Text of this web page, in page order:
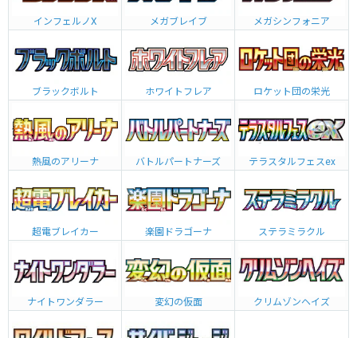
インフェルノX メガブレイブ メガシンフォニア
ブラックボルト ホワイトフレア ロケット団の栄光
熱風のアリーナ バトルパートナーズ テラスタルフェスex
超電ブレイカー 楽園ドラゴーナ ステラミラクル
ナイトワンダラー 変幻の仮面 クリムゾンヘイズ